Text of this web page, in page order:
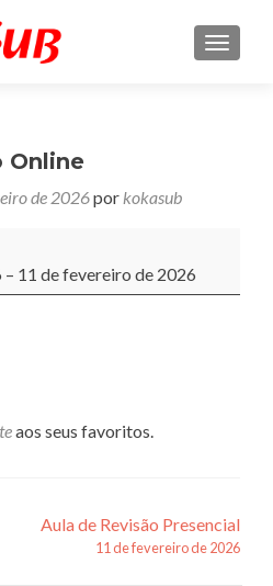
Online
de 2026por kokasub
– 11 de fevereiro de 2026
aos seus favoritos.
Aula de Revisão Presencial
11 de fevereiro de 2026